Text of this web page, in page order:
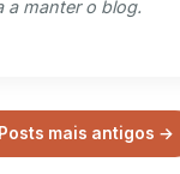
a manter o blog.
Posts mais antigos →